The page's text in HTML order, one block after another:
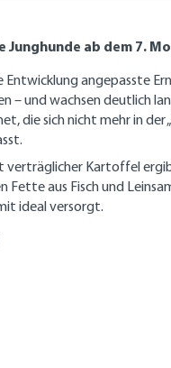
ab dem 7.
angepasste
– und wachsen deutlich
die sich nicht mehr in der„
Kartoffel
aus Fisch und
ideal versorgt.